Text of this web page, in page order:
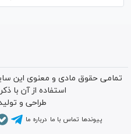
تمامی حقوق مادی و معنوی این
استفاده از آن با
طراحی و
پیوندها تماس با ما درباره ما